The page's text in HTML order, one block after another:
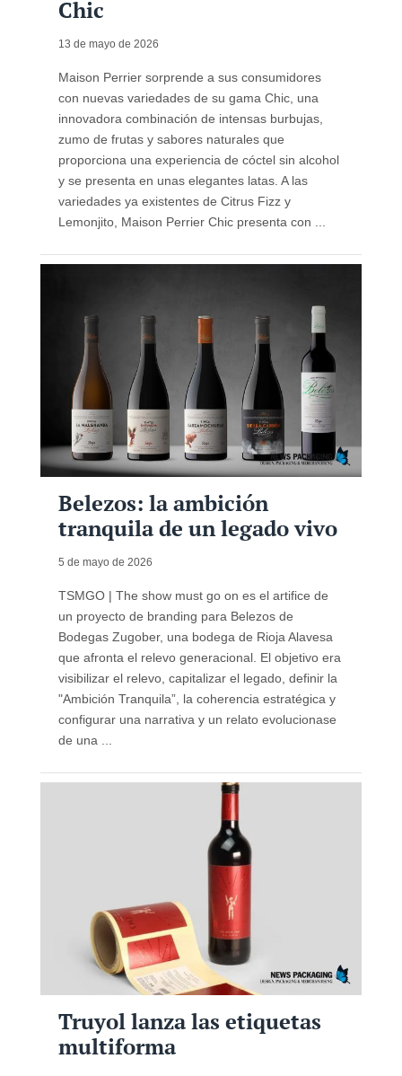
Chic
13 de mayo de 2026
Maison Perrier sorprende a sus consumidores
con nuevas variedades de su gama Chic, una
innovadora combinación de intensas burbujas,
zumo de frutas y sabores naturales que
proporciona una experiencia de cóctel sin alcohol
y se presenta en unas elegantes latas. A las
variedades ya existentes de Citrus Fizz y
Lemonjito, Maison Perrier Chic presenta con ...
Belezos: la ambición
tranquila de un legado vivo
5 de mayo de 2026
TSMGO | The show must go on es el artifice de
un proyecto de branding para Belezos de
Bodegas Zugober, una bodega de Rioja Alavesa
que afronta el relevo generacional. El objetivo era
visibilizar el relevo, capitalizar el legado, definir la
"Ambición Tranquila”, la coherencia estratégica y
configurar una narrativa y un relato evolucionase
de una ...
Truyol lanza las etiquetas
multiforma